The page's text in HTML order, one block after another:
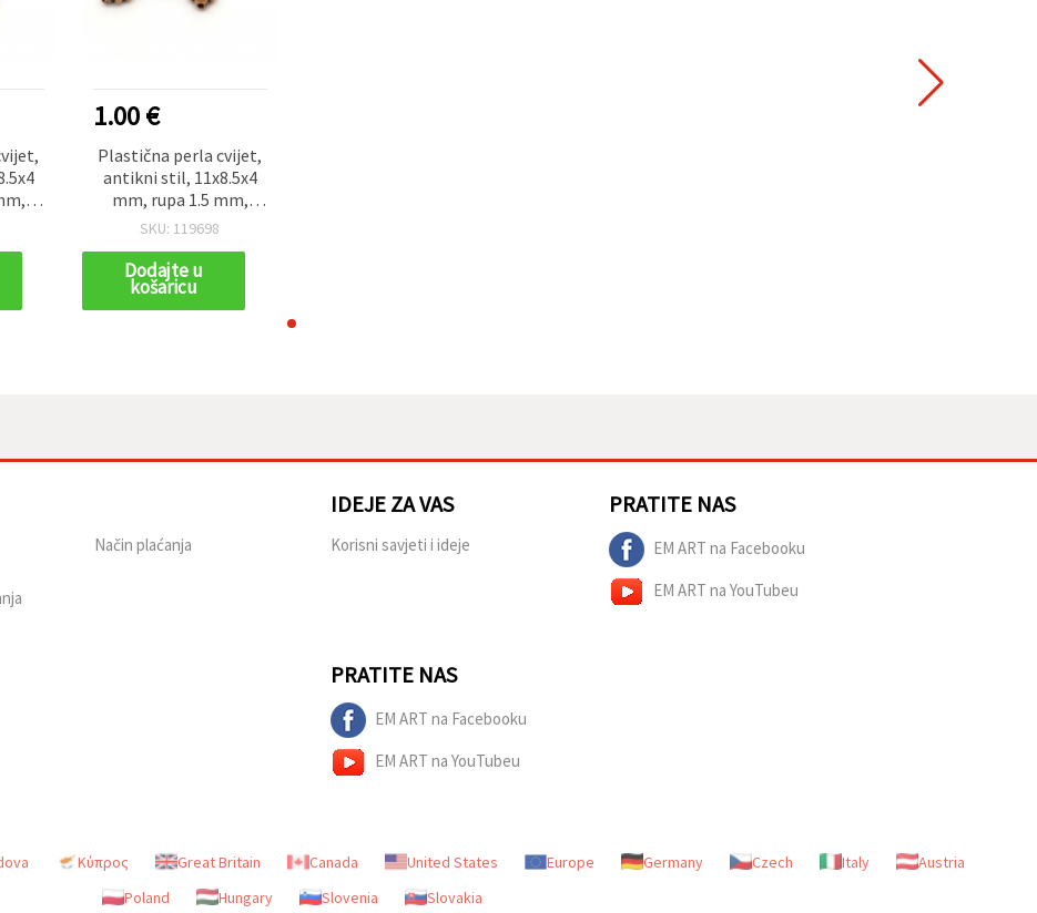
1.00 €
Plastična perla cvijet,
antikni stil, 11x8.5x4
mm, rupa 1.5 mm,
smeđa, 50 g (~225
SKU: 119698
Dodajte u
košaricu
Način plaćanja
IDEJE ZA VAS
Korisni savjeti i ideje
PRATITE NAS
EM ART na Facebooku
EM ART na YouTubeu
PRATITE NAS
EM ART na Facebooku
EM ART na YouTubeu
Κύπρος Great Britain Canada United States Europe Germany Czech Italy
Austria
Poland
Hungary Slovenia Slovakia